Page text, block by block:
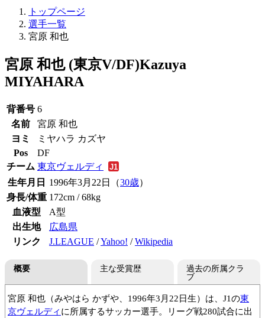
トップページ
選手一覧
宮原 和也
宮原 和也 (東京V/DF)Kazuya
MIYAHARA
背番号 6
名前
宮原 和也
ヨミ
ミヤハラ カズヤ
Pos
DF
チーム 東京ヴェルディ
生年月日
1996年3月22日（30歳）
身長/体重 172cm / 68kg
血液型
A型
出生地
広島県
リンク
J.LEAGUE /Yahoo! /Wikipedia
概要
宮原 和也（みやはら かずや、1996年3月22日生）は、J1の東
京ヴェルディ に所属するサッカー選手。リーグ戦280試合に出
主な受賞歴
過去の所属クラ
ブ